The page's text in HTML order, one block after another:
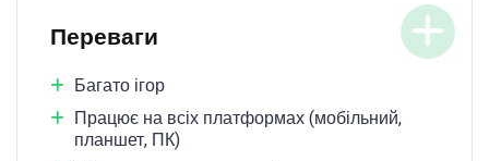
Переваги
Багато ігор
Працює на всіх платформах (мобільний,
планшет, ПК)